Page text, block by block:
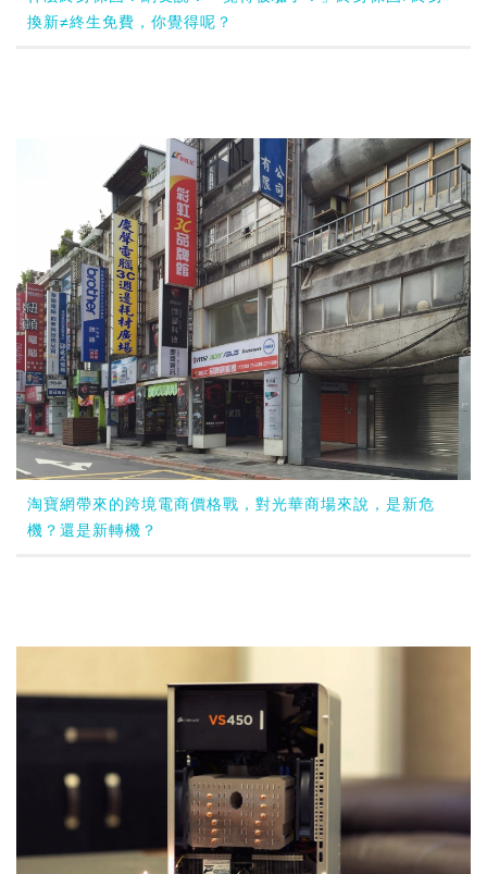
換新≠終生免費，你覺得呢？
淘寶網帶來的跨境電商價格戰，對光華商場來說，是新危
機？還是新轉機？